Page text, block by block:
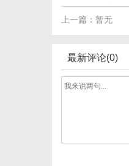
上一篇：暂无
最新评论(0)